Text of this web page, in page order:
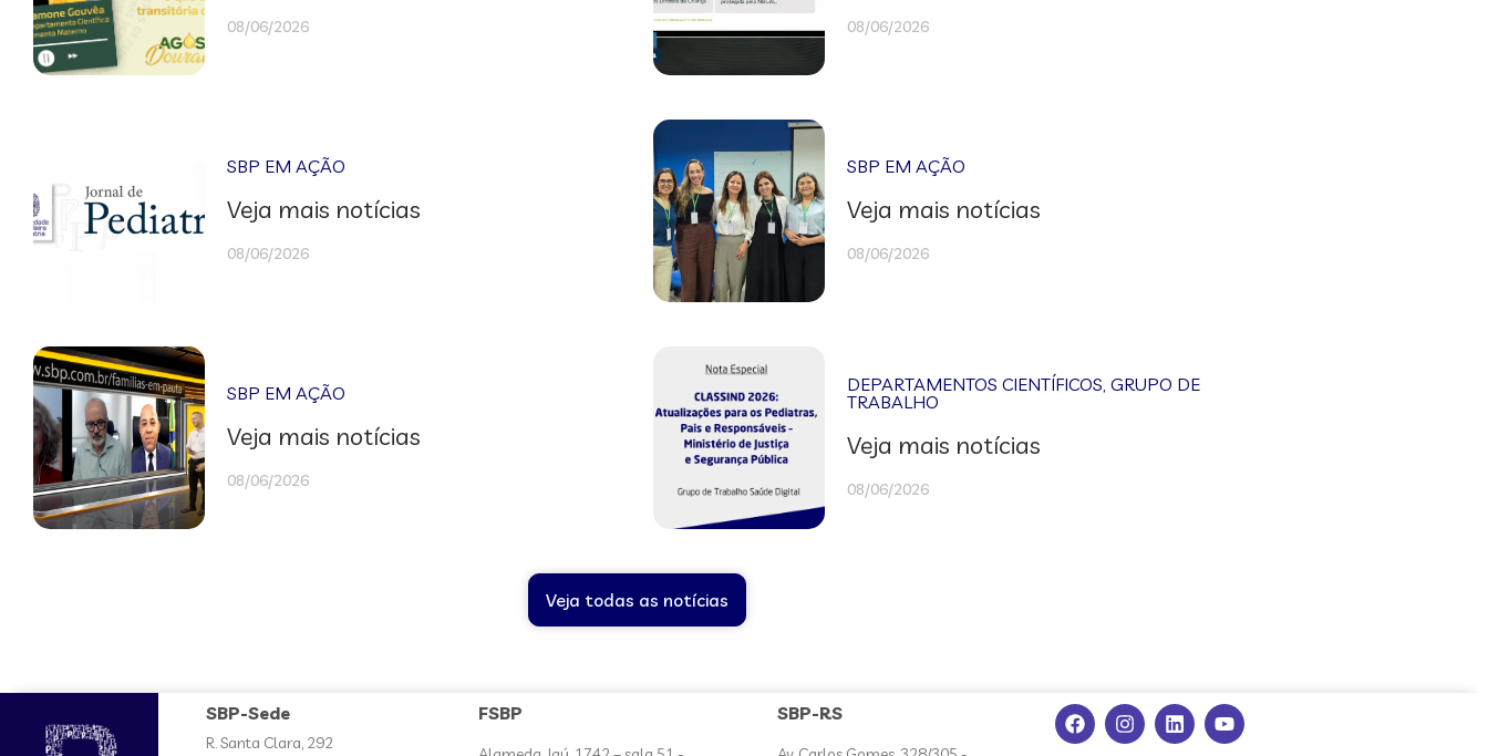
08/06/2026 08/06/2026
SBP EM AÇÃO
Veja mais notícias
08/06/2026
SBP EM AÇÃO
Veja mais notícias
08/06/2026
SBP EM AÇÃO
Veja mais notícias
08/06/2026
DEPARTAMENTOS CIENTÍFICOS,GRUPO DE
TRABALHO
Veja mais notícias
08/06/2026
Veja todas as notícias
SBP-Sede
R. Santa Clara, 292
FSBP SBP-RS